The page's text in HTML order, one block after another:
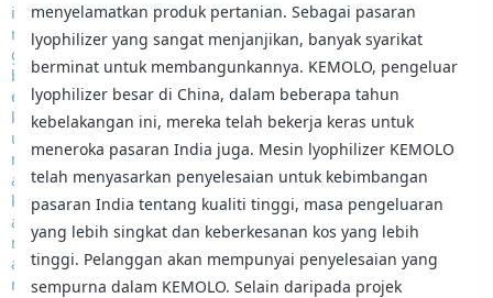
menyelamatkan produk pertanian. Sebagai pasaran
lyophilizer yang sangat menjanjikan, banyak syarikat
berminat untuk membangunkannya. KEMOLO, pengeluar
lyophilizer besar di China, dalam beberapa tahun
kebelakangan ini, mereka telah bekerja keras untuk
meneroka pasaran India juga. Mesin lyophilizer KEMOLO
telah menyasarkan penyelesaian untuk kebimbangan
pasaran India tentang kualiti tinggi, masa pengeluaran
yang lebih singkat dan keberkesanan kos yang lebih
tinggi. Pelanggan akan mempunyai penyelesaian yang
sempurna dalam KEMOLO. Selain daripada projek